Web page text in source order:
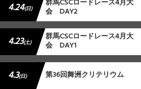
4.24(日) 群馬CSCロードレース4月大
会 DAY2
4.23(土) 群馬CSCロードレース4月大
会 DAY1
4.3(日) 第36回舞洲クリテリウム